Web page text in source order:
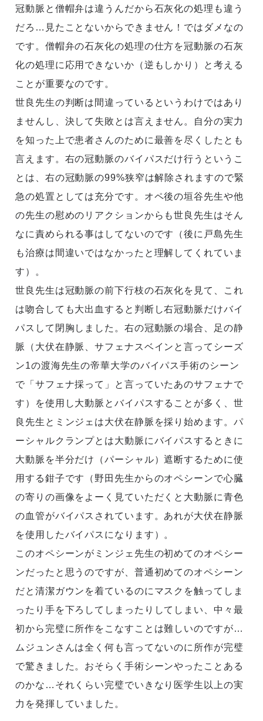
冠動脈と僧帽弁は違うんだから石灰化の処理も違う
だろ…見たことないからできません！ではダメなの
です。僧帽弁の石灰化の処理の仕方を冠動脈の石灰
化の処理に応用できないか（逆もしかり）と考える
ことが重要なのです。
世良先生の判断は間違っているというわけではあり
ませんし、決して失敗とは言えません。自分の実力
を知った上で患者さんのために最善を尽くしたとも
言えます。右の冠動脈のバイパスだけ行うというこ
とは、右の冠動脈の99%狭窄は解除されますので緊
急の処置としては充分です。オペ後の垣谷先生や他
の先生の慰めのリアクションからも世良先生はそん
なに責められる事はしてないのです（後に戸島先生
も治療は間違いではなかったと理解してくれていま
す）。
世良先生は冠動脈の前下行枝の石灰化を見て、これ
は吻合しても大出血すると判断し右冠動脈だけバイ
パスして閉胸しました。右の冠動脈の場合、足の静
脈（大伏在静脈、サフェナスベインと言ってシーズ
ン1の渡海先生の帝華大学のバイパス手術のシーン
で「サフェナ採って」と言っていたあのサフェナで
す）を使用し大動脈とバイパスすることが多く、世
良先生とミンジェは大伏在静脈を採り始めます。パ
ーシャルクランプとは大動脈にバイパスするときに
大動脈を半分だけ（パーシャル）遮断するために使
用する鉗子です（野田先生からのオペシーンで心臓
の寄りの画像をよーく見ていただくと大動脈に青色
の血管がバイパスされています。あれが大伏在静脈
を使用したバイパスになります）。
このオペシーンがミンジェ先生の初めてのオペシー
ンだったと思うのですが、普通初めてのオペシーン
だと清潔ガウンを着ているのにマスクを触ってしま
ったり手を下ろしてしまったりしてしまい、中々最
初から完璧に所作をこなすことは難しいのですが…
ムジュンさんは全く何も言ってないのに所作が完璧
で驚きました。おそらく手術シーンやったことある
のかな…それくらい完璧でいきなり医学生以上の実
力を発揮していました。